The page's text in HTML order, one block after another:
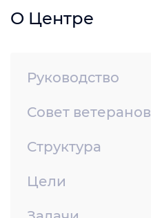
О Центре
Руководство
Совет ветеранов
Структура
Цели